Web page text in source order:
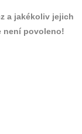
a jakékoliv jejich
není povoleno!